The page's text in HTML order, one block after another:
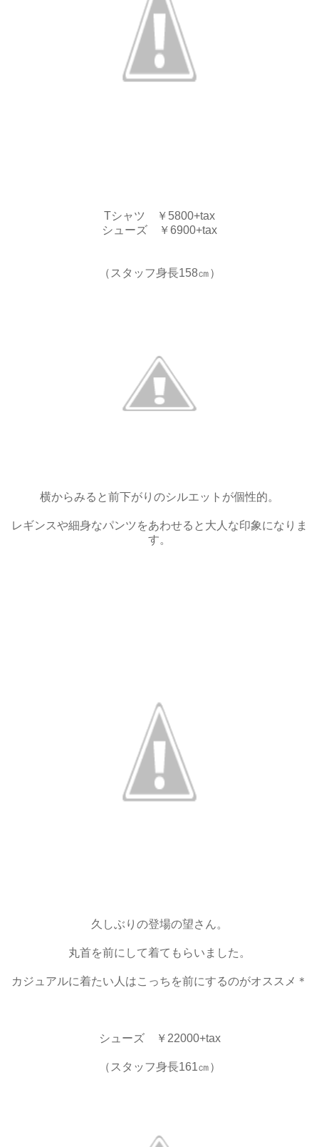
Tシャツ ￥5800+tax
シューズ ￥6900+tax
（スタッフ身長158㎝）
横からみると前下がりのシルエットが個性的。
レギンスや細身なパンツをあわせると大人な印象になりま
す。
久しぶりの登場の望さん。
丸首を前にして着てもらいました。
カジュアルに着たい人はこっちを前にするのがオススメ＊
シューズ ￥22000+tax
（スタッフ身長161㎝）